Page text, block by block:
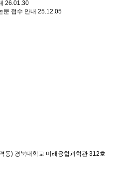
26.01.30
문 접수 안내 25.12.05
동) 경북대학교 미래융합과학관 312호